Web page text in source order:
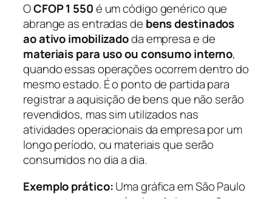
OCFOP 1 550é um código genérico que
abrange as entradas de bens destinados
ao ativo imobilizadoda empresa e de
materiais para uso ou consumo interno,
quando essas operações ocorrem dentro do
mesmo estado. É o ponto de partida para
registrar a aquisição de bens que não serão
revendidos, mas sim utilizados nas
atividades operacionais da empresa por um
longo período, ou materiais que serão
consumidos no dia a dia.
Exemplo prático:Uma gráfica em São Paulo